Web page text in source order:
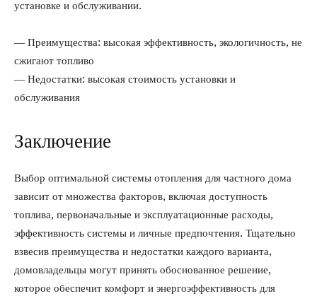
установке и обслуживании.
— Преимущества: высокая эффективность, экологичность, не
сжигают топливо
— Недостатки: высокая стоимость установки и
обслуживания
Заключение
Выбор оптимальной системы отопления для частного дома
зависит от множества факторов, включая доступность
топлива, первоначальные и эксплуатационные расходы,
эффективность системы и личные предпочтения. Тщательно
взвесив преимущества и недостатки каждого варианта,
домовладельцы могут принять обоснованное решение,
которое обеспечит комфорт и энергоэффективность для